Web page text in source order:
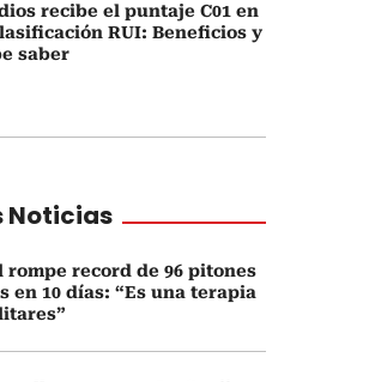
recibe el puntaje C01 en
RUI: Beneficios y
saber
Noticias
rompe record de 96 pitones
en 10 días: “Es una terapia